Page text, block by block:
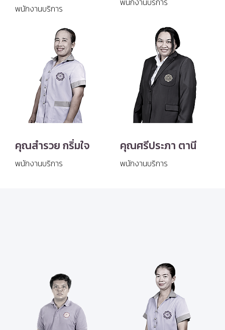
พนักงานบริการ
คุณสำรวย กริ่มใจ
พนักงานบริการ
คุณศรีประภา ตานี
พนักงานบริการ